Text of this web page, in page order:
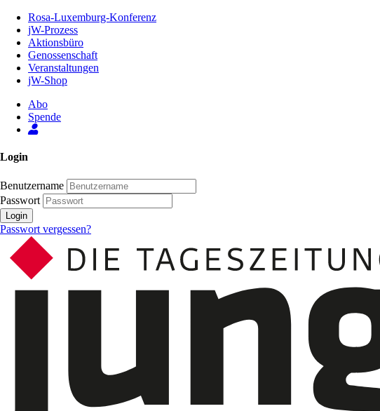
Inhalt
Seite
Rosa-Luxemburg-Konferenz
jW-Prozess
Aktionsbüro
Genossenschaft
Veranstaltungen
jW-Shop
Abo
Spende
Login
Benutzername
Passwort
Login
Passwort vergessen?